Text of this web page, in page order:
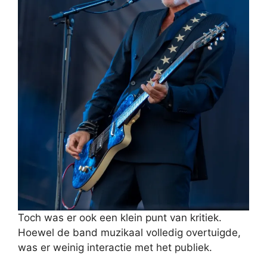
Toch was er ook een klein punt van kritiek.
Hoewel de band muzikaal volledig overtuigde,
was er weinig interactie met het publiek.